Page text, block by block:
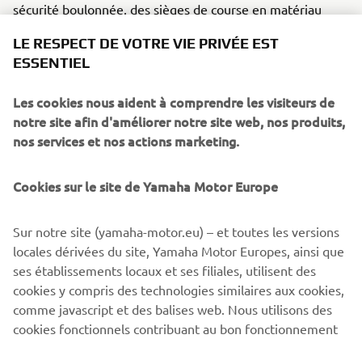
sécurité boulonnée, des sièges de course en matériau
encore, promettent d'alimenter vos rêves de victoire dans
le monde des courses SSV tout-terrain.
La troisième place dans la catégorie T4 (SSV) au
championnat du monde de cross-country FiA Baja 2021 en
Italie prouve les capacités incontournables des kits.
rêves de victoire ne sont pas seulement réalisables, mais
chaque jour.
DÉCOUVREZ LE GYTR® RACING KIT
LE RESPECT DE VOTRE VIE PRIVÉE EST
ESSENTIEL
Les cookies nous aident à comprendre les visiteurs de
notre site afin d'améliorer notre site web, nos produits,
nos services et nos actions marketing.
Cookies sur le site de Yamaha Motor Europe
Sur notre site (yamaha-motor.eu) – et toutes les versions
locales dérivées du site, Yamaha Motor Europes, ainsi que
ses établissements locaux et ses filiales, utilisent des
cookies y compris des technologies similaires aux cookies,
comme javascript et des balises web. Nous utilisons des
cookies fonctionnels contribuant au bon fonctionnement